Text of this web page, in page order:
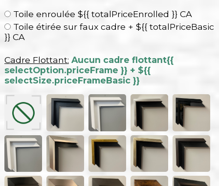
Toile enroulée ${{ totalPriceEnrolled }} CA
Toile étirée sur faux cadre + ${{ totalPriceBasic
}} CA
Cadre Flottant: Aucun cadre flottant{{
selectOption.priceFrame }} + ${{
selectSize.priceFrameBasic }}